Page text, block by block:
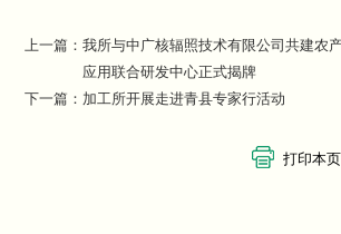
上一篇：我所与中广核辐照技术有限公司共建农
应用联合研发中心正式揭牌
下一篇： 加工所开展走进青县专家行活动